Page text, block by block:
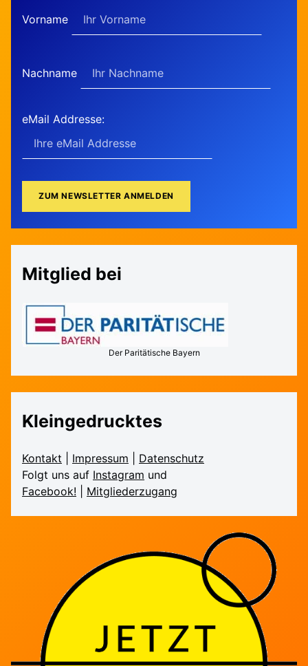
Vorname
Nachname
eMail Addresse:
Mitglied bei
Der Paritätische Bayern
Kleingedrucktes
Kontakt Impressum
Daten­schutz
Folgt uns auf Instagram und
Facebook!
Mitglieder­zugang